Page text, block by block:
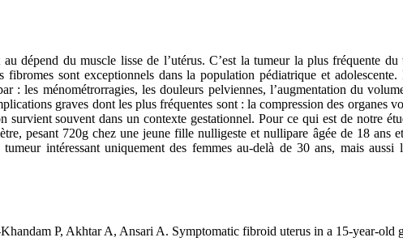
dépend du muscle lisse de l’utérus. C’est la tumeur la plus fréquente
sont exceptionnels dans la population pédiatrique et
: les ménométrorragies, les douleurs pelviennes, l’augmentation du
graves dont les plus fréquentes sont : la compression des
souvent dans un contexte gestationnel. Pour ce qui est de notre
pesant 720g chez une jeune fille nulligeste et nullipare âgée de 18 ans
intéressant uniquement des femmes au-delà de 30 ans, mais
P, Akhtar A, Ansari A. Symptomatic fibroid uterus in a 15-year-old